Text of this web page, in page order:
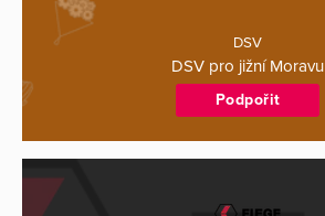
DSV
DSV pro jižní Moravu
Podpořit